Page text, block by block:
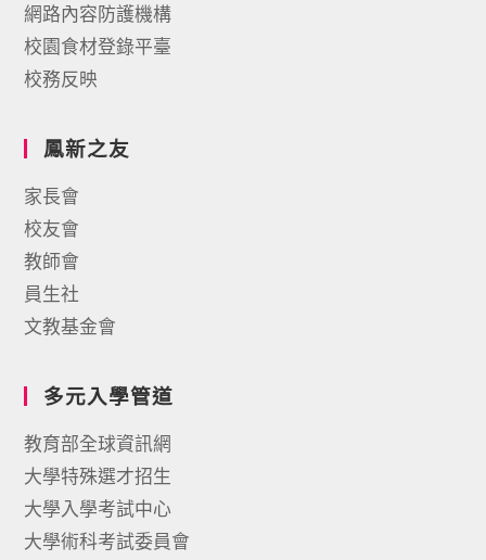
網路內容防護機構
校園食材登錄平臺
校務反映
鳳新之友
家長會
校友會
教師會
員生社
文教基金會
多元入學管道
教育部全球資訊網
大學特殊選才招生
大學入學考試中心
大學術科考試委員會